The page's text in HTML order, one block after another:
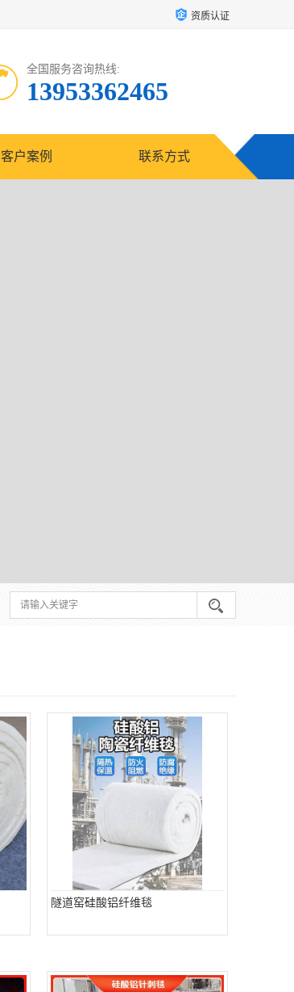
资质认证
全国服务咨询热线:
13953362465
客户案例 联系方式
隧道窑硅酸铝纤维毯